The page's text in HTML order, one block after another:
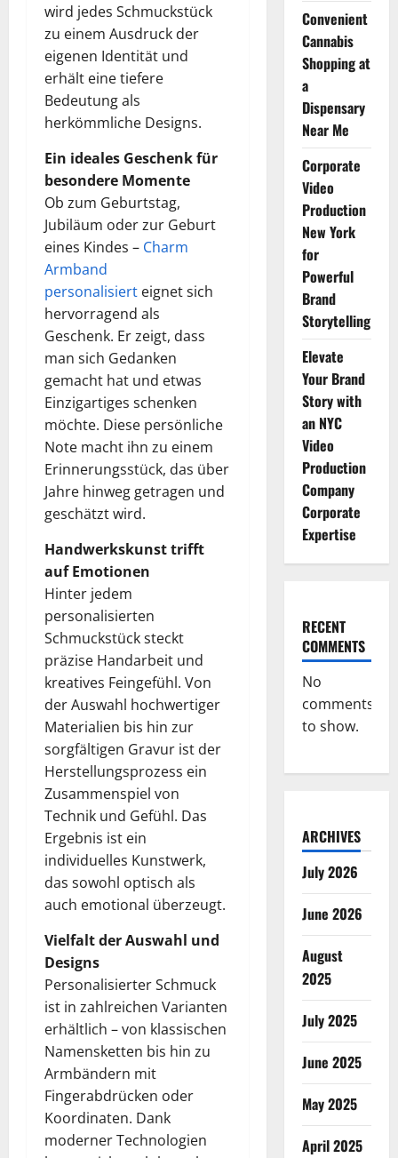
wird jedes Schmuckstück
zu einem Ausdruck der
eigenen Identität und
erhält eine tiefere
Bedeutung als
herkömmliche Designs.
Ein ideales Geschenk für
besondere Momente
Ob zum Geburtstag,
Jubiläum oder zur Geburt
eines Kindes – Charm
Armband
personalisiert eignet sich
hervorragend als
Geschenk. Er zeigt, dass
man sich Gedanken
gemacht hat und etwas
Einzigartiges schenken
möchte. Diese persönliche
Note macht ihn zu einem
Erinnerungsstück, das über
Jahre hinweg getragen und
geschätzt wird.
Handwerkskunst trifft
auf Emotionen
Hinter jedem
personalisierten
Schmuckstück steckt
präzise Handarbeit und
kreatives Feingefühl. Von
der Auswahl hochwertiger
Materialien bis hin zur
sorgfältigen Gravur ist der
Herstellungsprozess ein
Zusammenspiel von
Technik und Gefühl. Das
Ergebnis ist ein
individuelles Kunstwerk,
das sowohl optisch als
auch emotional überzeugt.
Vielfalt der Auswahl und
Designs
Personalisierter Schmuck
ist in zahlreichen Varianten
erhältlich – von klassischen
Namensketten bis hin zu
Armbändern mit
Fingerabdrücken oder
Koordinaten. Dank
moderner Technologien
Convenient
Cannabis
Shopping at
a
Dispensary
Near Me
Corporate
Video
Production
New York
for
Powerful
Brand
Storytelling
Elevate
Your Brand
Story with
an NYC
Video
Production
Company
Corporate
Expertise
RECENT
COMMENTS
No
comments
to show.
ARCHIVES
July 2026
June 2026
August
2025
July 2025
June 2025
May 2025
April 2025